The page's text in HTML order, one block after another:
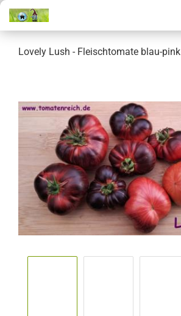
Lovely Lush - Fleischtomate blau-pink